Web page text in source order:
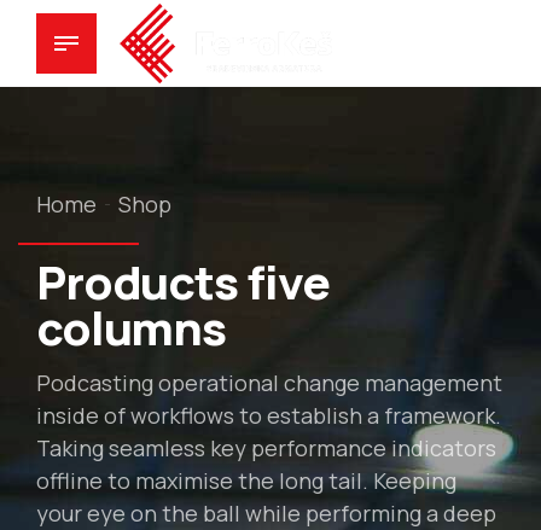
Home Shop
Products five
columns
Podcasting operational change management
inside of workflows to establish a framework.
Taking seamless key performance indicators
offline to maximise the long tail. Keeping
your eye on the ball while performing a deep